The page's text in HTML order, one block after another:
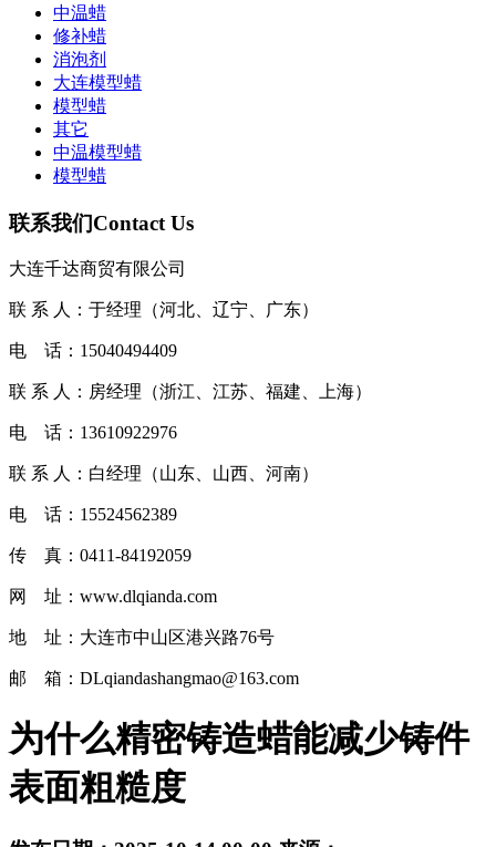
中温蜡
修补蜡
消泡剂
大连模型蜡
​模型蜡
其它
中温模型蜡
模型蜡
联系我们Contact Us
大连千达商贸有限公司
联 系 人：于经理（河北、辽宁、广东）
电 话：15040494409
联 系 人：房经理（浙江、江苏、福建、上海）
电 话：13610922976
联 系 人：白经理（山东、山西、河南）
电 话：15524562389
传 真：0411-84192059
网 址：www.dlqianda.com
地 址：大连市中山区港兴路76号
邮 箱：DLqiandashangmao@163.com
为什么精密铸造蜡能减少铸件
表面粗糙度